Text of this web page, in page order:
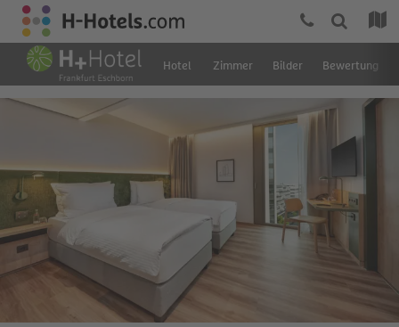
Hotel Zimmer Bilder Bewertung